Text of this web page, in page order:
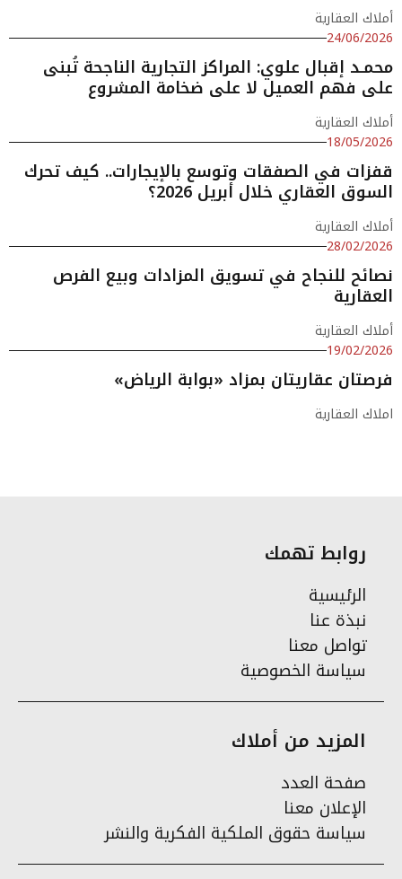
أملاك العقارية
24/06/2026
محمـد إقبال علوي: المراكز التجارية الناجحة تُبنى
على فهم العميل لا على ضخامة المشروع
أملاك العقارية
18/05/2026
قفزات في الصفقات وتوسع بالإيجارات.. كيف تحرك
السوق العقاري خلال أبريل 2026؟
أملاك العقارية
28/02/2026
نصائح للنجاح في تسويق المزادات وبيع الفرص
العقارية
أملاك العقارية
19/02/2026
فرصتان عقاريتان بمزاد «بوابة الرياض»
املاك العقارية
روابط تهمك
الرئيسية
نبذة عنا
تواصل معنا
سياسة الخصوصية
المزيد من أملاك
صفحة العدد
الإعلان معنا
سياسة حقوق الملكية الفكرية والنشر